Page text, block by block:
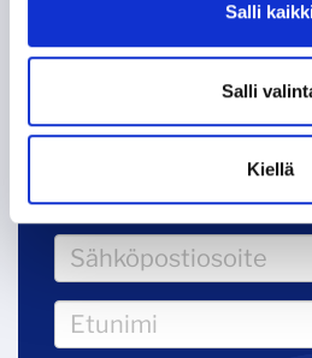
Salli
Salli
Kiellä
KOHTI AMMATTILAISUUTTA,
Tappara uutiskirje